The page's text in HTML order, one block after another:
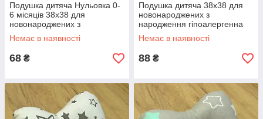
Подушка дитяча Нульовка 0-
6 місяців 38х38 для
новонароджених з
народження гіпоалергенна
4558 Бежевий
Немає в наявності
68 ₴
Подушка дитяча 38х38 для
новонароджених з
народження гіпоалергенна
4559 Блакитний
Немає в наявності
88 ₴